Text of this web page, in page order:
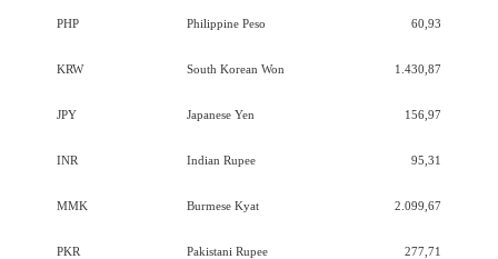
PHP Philippine Peso 60,93
KRW South Korean Won 1.430,87
JPY Japanese Yen 156,97
INR Indian Rupee 95,31
MMK Burmese Kyat 2.099,67
PKR Pakistani Rupee 277,71